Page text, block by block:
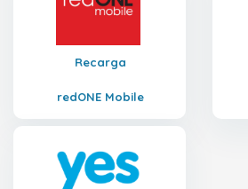
Recarga
redONE Mobile